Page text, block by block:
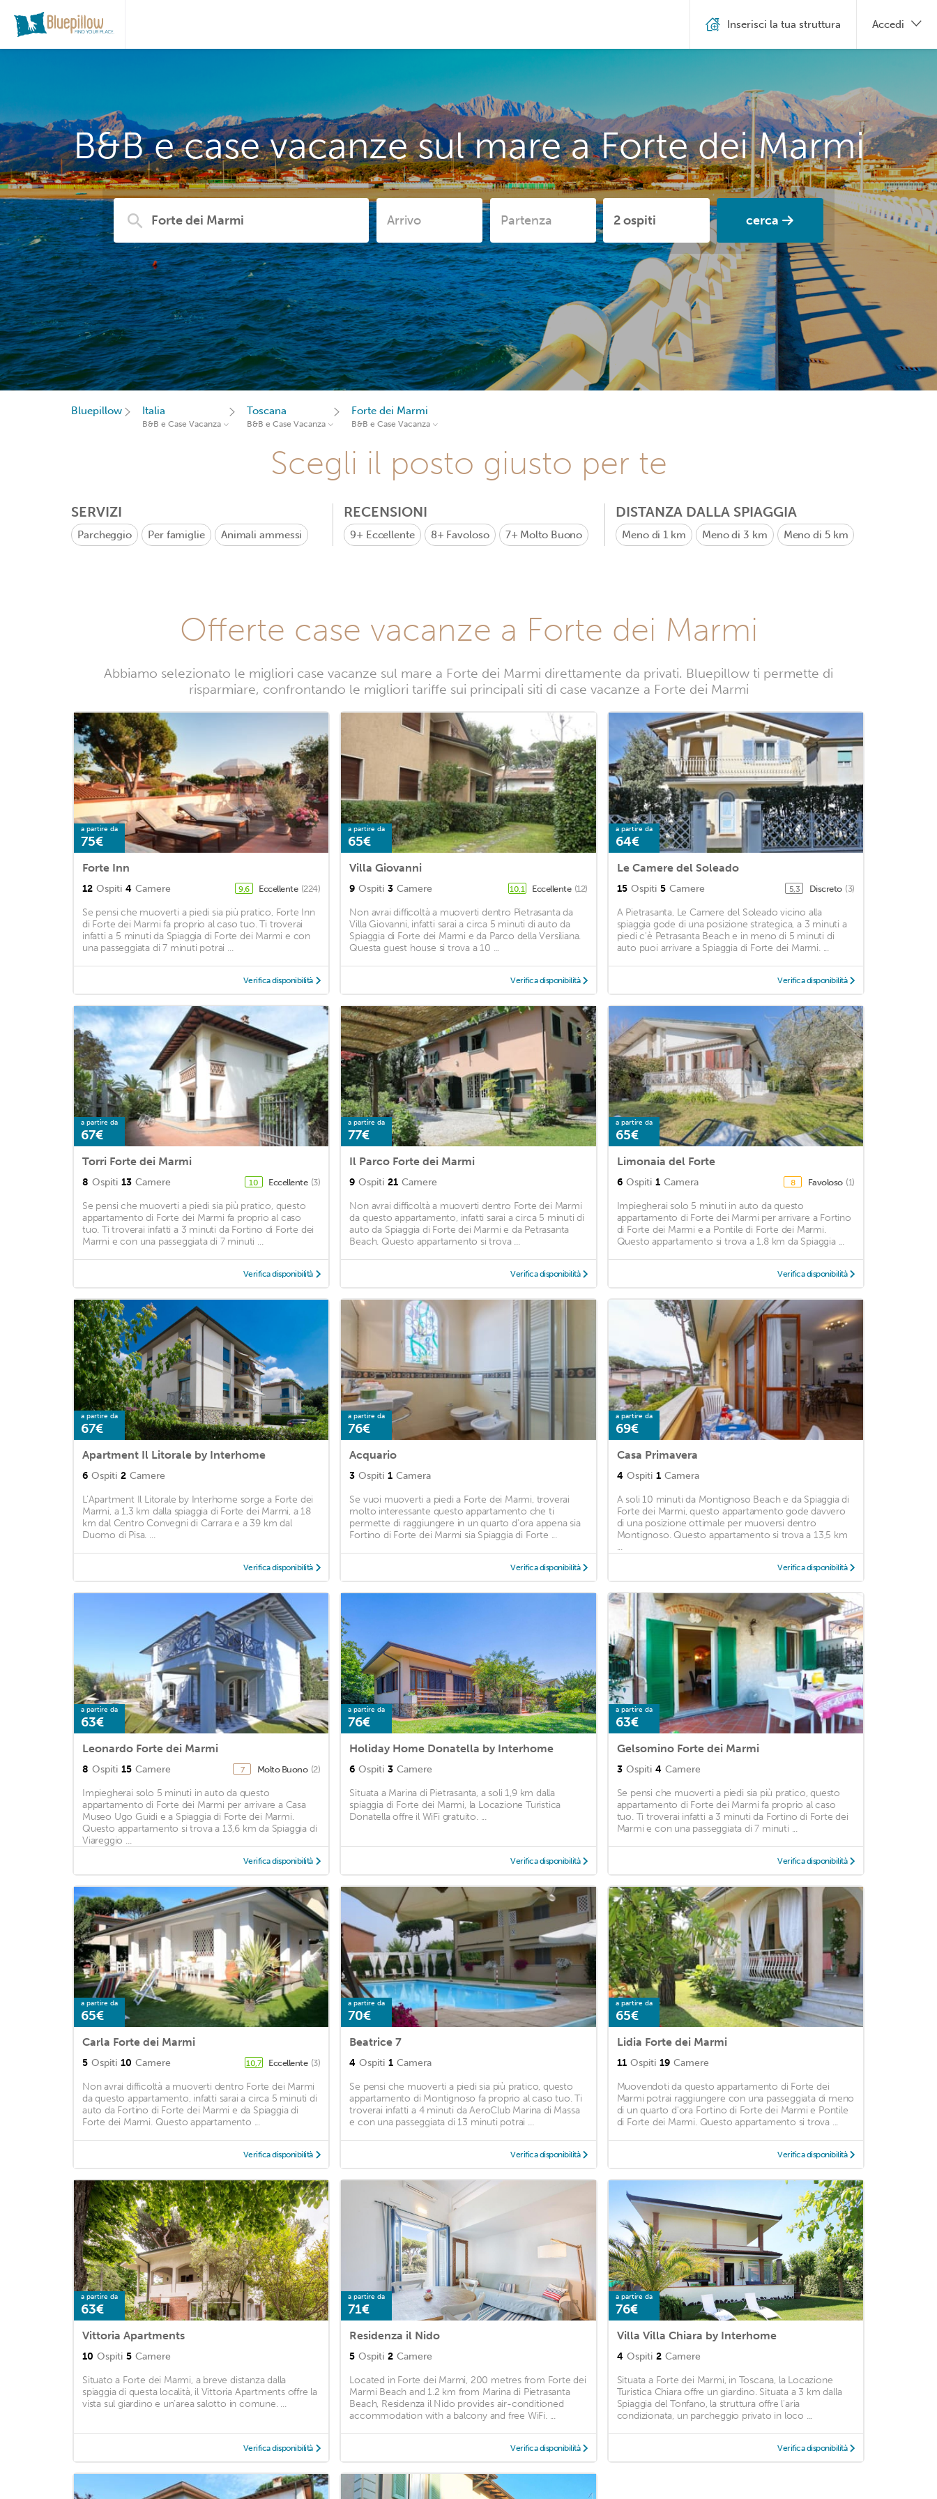
B&B e case vacanze sul mare a Forte dei Marmi
cerca
Inserisci la tua struttura Accedi
Bluepillow Italia
B&B e Case Vacanza
Toscana
B&B e Case Vacanza
Forte dei Marmi
B&B e Case Vacanza
Scegli il posto giusto per te
SERVIZI
Parcheggio Per famiglie Animali ammessi
RECENSIONI
9+ Eccellente 8+ Favoloso 7+ Molto Buono
DISTANZA DALLA SPIAGGIA
Meno di 1 km Meno di 3 km Meno di 5 km
Offerte case vacanze a Forte dei Marmi
Abbiamo selezionato le migliori case vacanze sul mare a Forte dei Marmi direttamente da privati. Bluepillow ti permette di
risparmiare, confrontando le migliori tariffe sui principali siti di case vacanze a Forte dei Marmi
a partire da
75€
Forte Inn
12 Ospiti 4 Camere 9,6 Eccellente (224)
Se pensi che muoverti a piedi sia più pratico, Forte Inn
di Forte dei Marmi fa proprio al caso tuo. Ti troverai
infatti a 5 minuti da Spiaggia di Forte dei Marmi e con
una passeggiata di 7 minuti potrai ...
Verifica disponibilità
a partire da
65€
Villa Giovanni
9 Ospiti 3 Camere 10,1 Eccellente (12)
Non avrai difficoltà a muoverti dentro Pietrasanta da
Villa Giovanni, infatti sarai a circa 5 minuti di auto da
Spiaggia di Forte dei Marmi e da Parco della Versiliana.
Questa guest house si trova a 10 ...
Verifica disponibilità
a partire da
64€
Le Camere del Soleado
15 Ospiti 5 Camere 5,3 Discreto (3)
A Pietrasanta, Le Camere del Soleado vicino alla
spiaggia gode di una posizione strategica, a 3 minuti a
piedi c'è Petrasanta Beach e in meno di 5 minuti di
auto puoi arrivare a Spiaggia di Forte dei Marmi. ...
Verifica disponibilità
a partire da
67€
Torri Forte dei Marmi
8 Ospiti 13 Camere 10 Eccellente (3)
Se pensi che muoverti a piedi sia più pratico, questo
appartamento di Forte dei Marmi fa proprio al caso
tuo. Ti troverai infatti a 3 minuti da Fortino di Forte dei
Marmi e con una passeggiata di 7 minuti ...
Verifica disponibilità
a partire da
77€
Il Parco Forte dei Marmi
9 Ospiti 21 Camere
Non avrai difficoltà a muoverti dentro Forte dei Marmi
da questo appartamento, infatti sarai a circa 5 minuti di
auto da Spiaggia di Forte dei Marmi e da Petrasanta
Beach. Questo appartamento si trova ...
Verifica disponibilità
a partire da
65€
Limonaia del Forte
6 Ospiti 1 Camera 8 Favoloso (1)
Impiegherai solo 5 minuti in auto da questo
appartamento di Forte dei Marmi per arrivare a Fortino
di Forte dei Marmi e a Pontile di Forte dei Marmi.
Questo appartamento si trova a 1,8 km da Spiaggia ...
Verifica disponibilità
a partire da
67€
Apartment Il Litorale by Interhome
6 Ospiti 2 Camere
L’Apartment Il Litorale by Interhome sorge a Forte dei
Marmi, a 1,3 km dalla spiaggia di Forte dei Marmi, a 18
km dal Centro Convegni di Carrara e a 39 km dal
Duomo di Pisa. ...
Verifica disponibilità
a partire da
76€
Acquario
3 Ospiti 1 Camera
Se vuoi muoverti a piedi a Forte dei Marmi, troverai
molto interessante questo appartamento che ti
permette di raggiungere in un quarto d'ora appena sia
Fortino di Forte dei Marmi sia Spiaggia di Forte ...
Verifica disponibilità
a partire da
69€
Casa Primavera
4 Ospiti 1 Camera
A soli 10 minuti da Montignoso Beach e da Spiaggia di
Forte dei Marmi, questo appartamento gode davvero
di una posizione ottimale per muoversi dentro
Montignoso. Questo appartamento si trova a 13,5 km
...
Verifica disponibilità
a partire da
63€
Leonardo Forte dei Marmi
8 Ospiti 15 Camere 7 Molto Buono (2)
Impiegherai solo 5 minuti in auto da questo
appartamento di Forte dei Marmi per arrivare a Casa
Museo Ugo Guidi e a Spiaggia di Forte dei Marmi.
Questo appartamento si trova a 13,6 km da Spiaggia di
Viareggio ...
Verifica disponibilità
a partire da
76€
Holiday Home Donatella by Interhome
6 Ospiti 3 Camere
Situata a Marina di Pietrasanta, a soli 1,9 km dalla
spiaggia di Forte dei Marmi, la Locazione Turistica
Donatella offre il WiFi gratuito. ...
Verifica disponibilità
a partire da
63€
Gelsomino Forte dei Marmi
3 Ospiti 4 Camere
Se pensi che muoverti a piedi sia più pratico, questo
appartamento di Forte dei Marmi fa proprio al caso
tuo. Ti troverai infatti a 3 minuti da Fortino di Forte dei
Marmi e con una passeggiata di 7 minuti ...
Verifica disponibilità
a partire da
65€
Carla Forte dei Marmi
5 Ospiti 10 Camere 10,7 Eccellente (3)
Non avrai difficoltà a muoverti dentro Forte dei Marmi
da questo appartamento, infatti sarai a circa 5 minuti di
auto da Fortino di Forte dei Marmi e da Spiaggia di
Forte dei Marmi. Questo appartamento ...
Verifica disponibilità
a partire da
70€
Beatrice 7
4 Ospiti 1 Camera
Se pensi che muoverti a piedi sia più pratico, questo
appartamento di Montignoso fa proprio al caso tuo. Ti
troverai infatti a 4 minuti da AeroClub Marina di Massa
e con una passeggiata di 13 minuti potrai ...
Verifica disponibilità
a partire da
65€
Lidia Forte dei Marmi
11 Ospiti 19 Camere
Muovendoti da questo appartamento di Forte dei
Marmi potrai raggiungere con una passeggiata di meno
di un quarto d'ora Fortino di Forte dei Marmi e Pontile
di Forte dei Marmi. Questo appartamento si trova ...
Verifica disponibilità
a partire da
63€
Vittoria Apartments
10 Ospiti 5 Camere
Situato a Forte dei Marmi, a breve distanza dalla
spiaggia di questa località, il Vittoria Apartments offre la
vista sul giardino e un’area salotto in comune. ...
Verifica disponibilità
a partire da
71€
Residenza il Nido
5 Ospiti 2 Camere
Located in Forte dei Marmi, 200 metres from Forte dei
Marmi Beach and 1.2 km from Marina di Pietrasanta
Beach, Residenza il Nido provides air-conditioned
accommodation with a balcony and free WiFi. ...
Verifica disponibilità
a partire da
76€
Villa Villa Chiara by Interhome
4 Ospiti 2 Camere
Situata a Forte dei Marmi, in Toscana, la Locazione
Turistica Chiara offre un giardino. Situata a 3 km dalla
Spiaggia del Tonfano, la struttura offre l'aria
condizionata, un parcheggio privato in loco ...
Verifica disponibilità